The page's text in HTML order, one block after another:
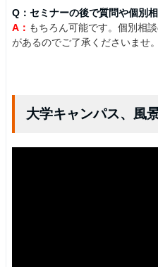
Q：セミナーの後で質問や個別
A： もちろん可能です。個別相
があるのでご了承くださいませ。
大学キャンパス、風